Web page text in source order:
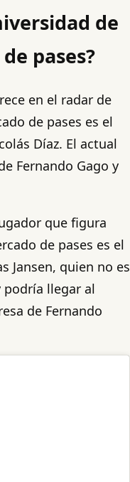
de
pases?
en el radar de
de pases es el
Díaz. El actual
Fernando Gago y
que figura
de pases es el
Jansen, quien no es
podría llegar al
de Fernando